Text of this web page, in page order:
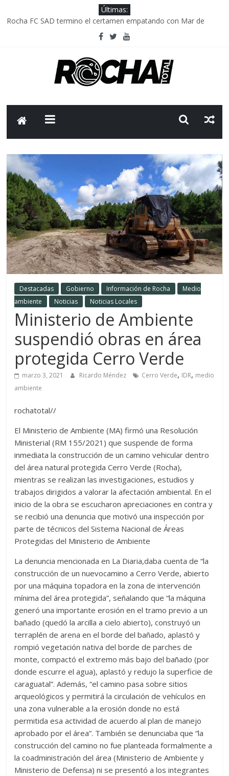
Últimas:
Rocha FC SAD termino el certamen empatando con Mar de
Delegación parlamentaria uruguaya llega a Israel; el Frente
Caso Charles Carrera: la causa que sobrevivió al paso del tiempo
Criminalidad en Uruguay: menos delitos,los homicidios son lo
Destacadas Gobierno Información de Rocha
Medio
ambiente
Noticias Noticias Locales
Ministerio de Ambiente
suspendió obras en área
protegida Cerro Verde
marzo 3, 2021 Ricardo Méndez Cerro Verde, IDR, medio
ambiente
rochatotal//
El Ministerio de Ambiente (MA) firmó una Resolución
Ministerial (RM 155/2021) que suspende de forma
inmediata la construcción de un camino vehicular dentro
del área natural protegida Cerro Verde (Rocha),
mientras se realizan las investigaciones, estudios y
trabajos dirigidos a valorar la afectación ambiental. En el
inicio de la obra se escucharon apreciaciones en contra y
se recibió una denuncia que motivó una inspección por
parte de técnicos del Sistema Nacional de Áreas
Protegidas del Ministerio de Ambiente
La denuncia mencionada en La Diaria,daba cuenta de “la
construcción de un nuevocamino a Cerro Verde, abierto
por una máquina topadora en la zona de intervención
mínima del área protegida”, señalando que “la máquina
generó una importante erosión en el tramo previo a un
bañado (quedó la arcilla a cielo abierto), construyó un
terraplén de arena en el borde del bañado, aplastó y
rompió vegetación nativa del borde de parches de
monte, compactó el extremo más bajo del bañado (por
donde escurre el agua), aplastó y redujo la superficie de
caraguatal”. Además, “el camino pasa sobre sitios
arqueológicos y permitirá la circulación de vehículos en
una zona vulnerable a la erosión donde no está
permitida esa actividad de acuerdo al plan de manejo
aprobado por el área”. También se denunciaba que “la
construcción del camino no fue planteada formalmente a
la coadministración del área (Ministerio de Ambiente y
Ministerio de Defensa) ni se presentó a los integrantes